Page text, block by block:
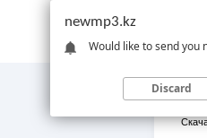
newmp3.kz
Would like to send you
Discard